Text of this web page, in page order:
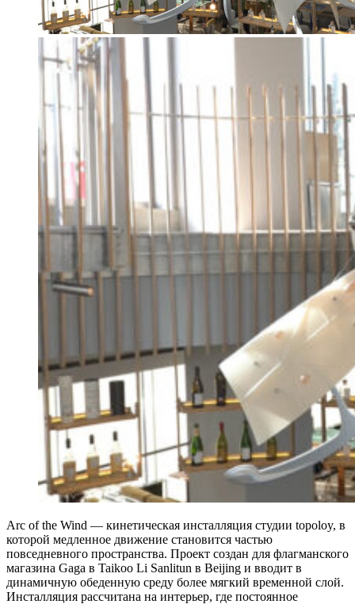
Arc of the Wind — кинетическая инсталляция студии topoloy, в
которой медленное движение становится частью
повседневного пространства. Проект создан для флагманского
магазина Gaga в Taikoo Li Sanlitun в Beijing и вводит в
динамичную обеденную среду более мягкий временной слой.
Инсталляция рассчитана на интерьер, где постоянное